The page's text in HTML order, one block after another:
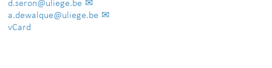
d.seron@uliege.be
a.dewalque@uliege.be
vCard